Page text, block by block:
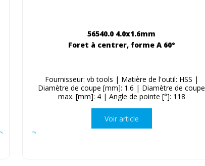
56540.0 4.0x1.6mm
Foret à centrer, forme A 60°
Fournisseur: vb tools | Matière de l'outil: HSS |
Diamètre de coupe [mm]: 1.6 | Diamètre de coupe
max. [mm]: 4 | Angle de pointe [°]: 118
Voir article